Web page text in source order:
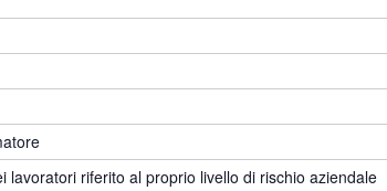
riferito al proprio livello di rischio aziendale